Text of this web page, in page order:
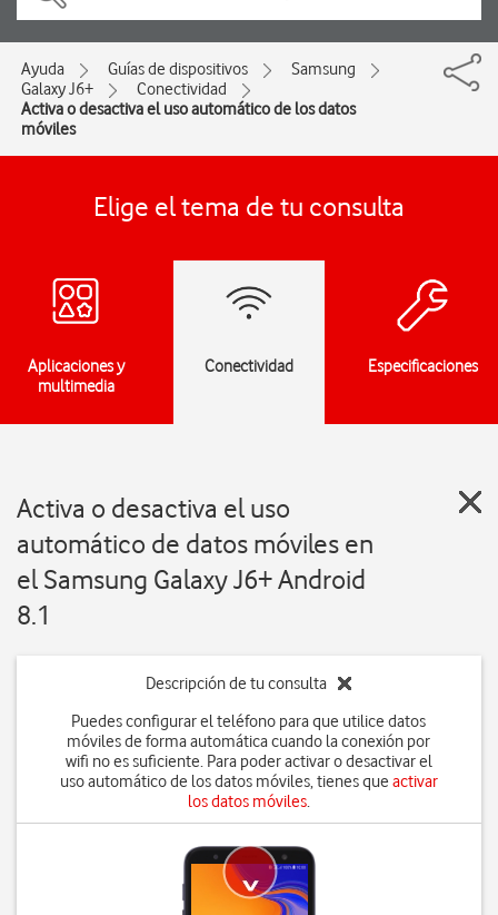
Ayuda Guías de dispositivos
Samsung
Galaxy J6+
Conectividad
Activa o desactiva el uso automático de los datos
móviles
Elige el tema de tu consulta
Aplicaciones y
multimedia
Conectividad Especificaciones
Activa o desactiva el uso
automático de datos móviles en
el Samsung Galaxy J6+ Android
8.1
Descripción de tu consulta
Puedes configurar el teléfono para que utilice datos
móviles de forma automática cuando la conexión por
wifi no es suficiente. Para poder activar o desactivar el
uso automático de los datos móviles, tienes que activar
los datos móviles.